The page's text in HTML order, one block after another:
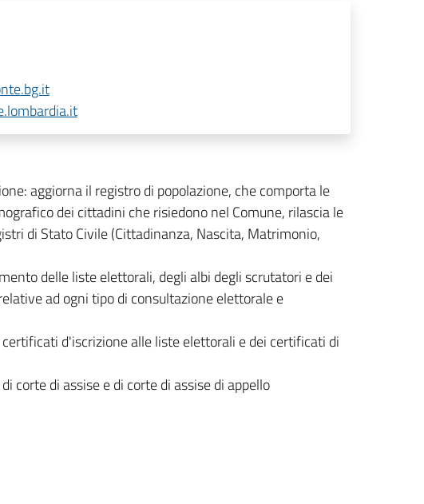
aggiorna il registro di popolazione, che comporta le
dei cittadini che risiedono nel Comune, rilascia le
di Stato Civile (Cittadinanza, Nascita, Matrimonio,
delle liste elettorali, degli albi degli scrutatori e dei
ad ogni tipo di consultazione elettorale e
d'iscrizione alle liste elettorali e dei certificati di
corte di assise e di corte di assise di appello